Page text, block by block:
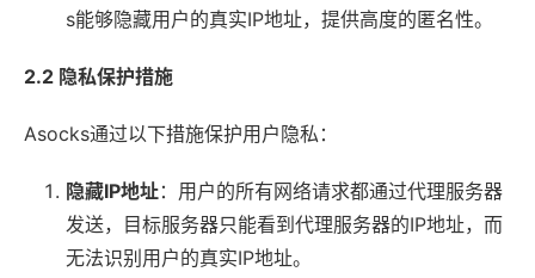
s能够隐藏用户的真实IP地址，提供高度的匿名性。
2.2 隐私保护措施
Asocks通过以下措施保护用户隐私：
隐藏IP地址：用户的所有网络请求都通过代理服务器
发送，目标服务器只能看到代理服务器的IP地址，而
无法识别用户的真实IP地址。